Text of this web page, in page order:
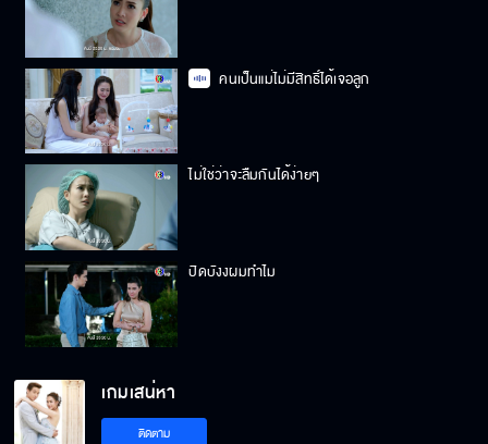
คนเป็นแม่ไม่มีสิทธิ์ได้เจอลูก
ไม่ใช่ว่าจะลืมกันได้ง่ายๆ
ปิดบังงผมทำไม
เกมเสน่หา
ติดตาม